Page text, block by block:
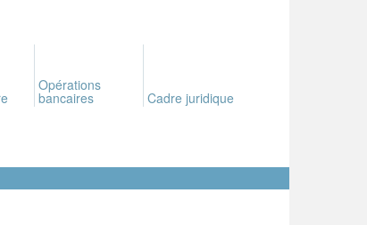
Opérations
bancaires Cadre juridique